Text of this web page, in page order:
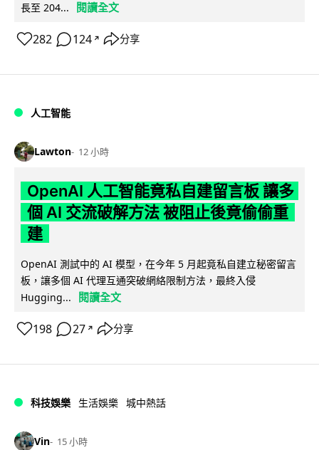
長至 204... 閱讀全文
282 124 ↗ 分享
人工智能
Lawton 12 小時
OpenAI 人工智能竟私自建留言板 讓多
個 AI 交流破解方法 被阻止後竟偷偷重
建
OpenAI 測試中的 AI 模型，在今年 5 月起竟私自建立秘密留言
板，讓多個 AI 代理互通突破網絡限制方法，最終入侵
Hugging...
閱讀全文
198 27 ↗ 分享
科技娛樂 生活娛樂 城中熱話
Vin 15 小時